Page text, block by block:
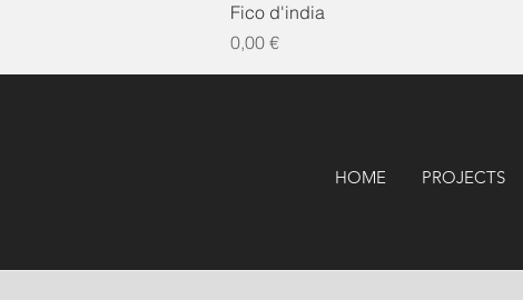
Fico d'india
Prezzo
0,00 €
HOME PROJECTS